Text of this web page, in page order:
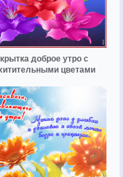
доброе утро с
цветами